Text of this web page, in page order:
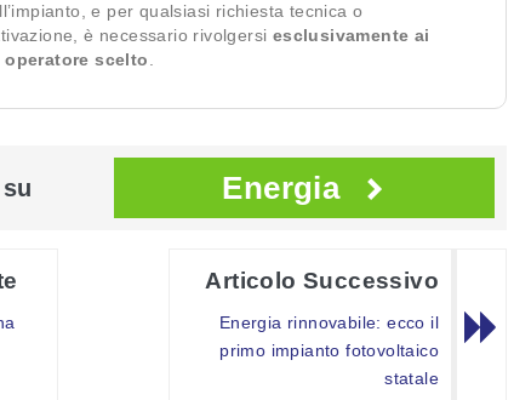
e per qualsiasi richiesta tecnica o
è necessario rivolgersi esclusivamente ai
scelto
Energia
Articolo Successivo
Energia rinnovabile: ecco il
primo impianto fotovoltaico
statale